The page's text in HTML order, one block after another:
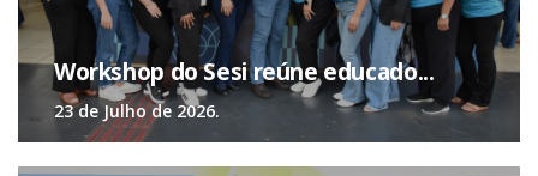
Workshop do Sesi reúne educado...
23 de Julho de 2026.